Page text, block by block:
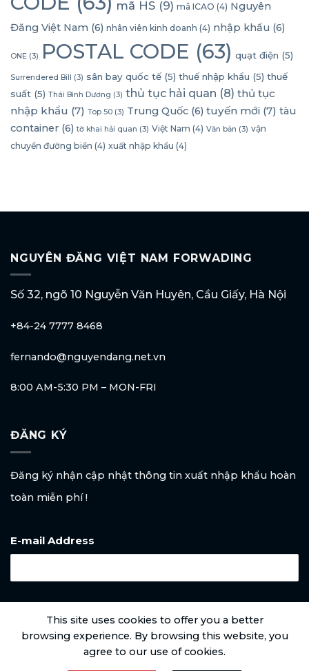
mã HS (9) mã ICAO (4) Nguyên
Đăng Việt Nam (6) nhân viên kinh doanh (4) nhập khẩu (6)
ONE (3) POSTAL CODE (63) quạt điện (5)
Surrendered Bill (3) sân bay quốc tế (5) thuế nhập khẩu (5) thuế
suất (5) Thái Bình Dương (3) thủ tục hải quan (8) thủ tục
nhập khẩu (7) Top 50 (3) Trung Quốc (6) tuyến mới (7) tàu
container (6) tờ khai hải quan (3) Việt Nam (4) Văn bản (3) vận
chuyển đường biển (4) xuất nhập khẩu (4)
NGUYÊN ĐĂNG VIỆT NAM FORWADING
Số 32, ngõ 10 Nguyễn Văn Huyên, Cầu Giấy, Hà Nội
+84-24 7777 8468
fernando@nguyendang.net.vn
8:00 AM-5:30 PM – MON-FRI
ĐĂNG KÝ
Đăng ký nhận cập nhật thông tin xuất nhập khẩu hoàn
toàn miễn phí !
E-mail Address
Đăng nhập
This site uses cookies to offer you a better
browsing experience. By browsing this website, you
agree to our use of cookies.